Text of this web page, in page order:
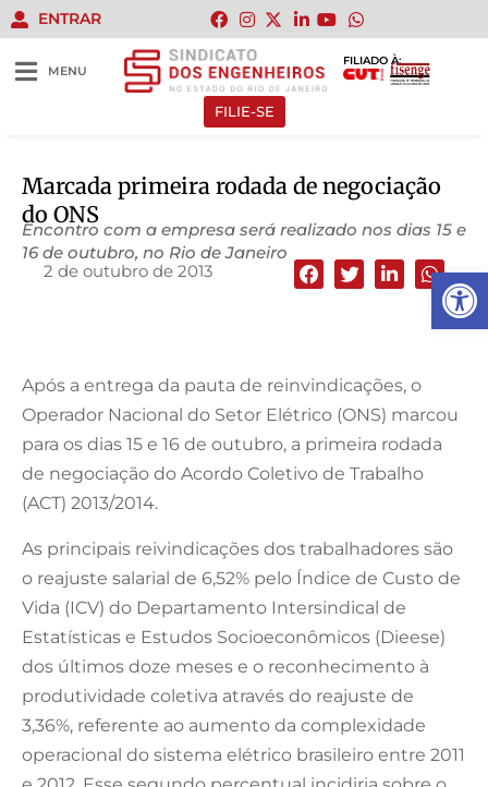
Abrir
ENTRAR
MENU
FILIADO À:
FILIE-SE
Marcada primeira rodada de negociação
do ONS
Encontro com a empresa será realizado nos dias 15 e
16 de outubro, no Rio de Janeiro
2 de outubro de 2013
Após a entrega da pauta de reinvindicações, o
Operador Nacional do Setor Elétrico (ONS) marcou
para os dias 15 e 16 de outubro, a primeira rodada
de negociação do Acordo Coletivo de Trabalho
(ACT) 2013/2014.
As principais reivindicações dos trabalhadores são
o reajuste salarial de 6,52% pelo Índice de Custo de
Vida (ICV) do Departamento Intersindical de
Estatísticas e Estudos Socioeconômicos (Dieese)
dos últimos doze meses e o reconhecimento à
produtividade coletiva através do reajuste de
3,36%, referente ao aumento da complexidade
operacional do sistema elétrico brasileiro entre 2011